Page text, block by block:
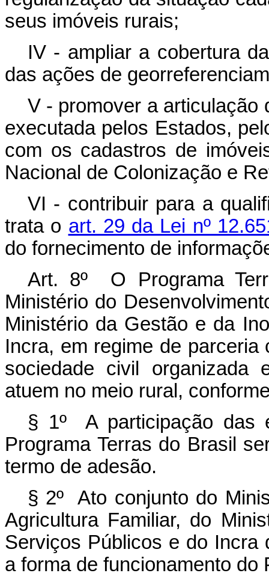
seus imóveis rurais;
IV - ampliar a cobertura
das ações de
V - promover a articulação
executada pelos Estados,
com os cadastros de
Nacional de Colonização e
VI - contribuir para a
trata o art. 29 da Lei nº
do fornecimento de
Art. 8º O Programa
Ministério do
Ministério da Gestão e da
Incra, em regime de
sociedade civil organizada
atuem no meio rural,
§ 1º A participação
Programa Terras do Brasil
termo de adesão.
§ 2º Ato conjunto do
Agricultura Familiar, do
Serviços Públicos e do Incra
a forma de funcionamento do